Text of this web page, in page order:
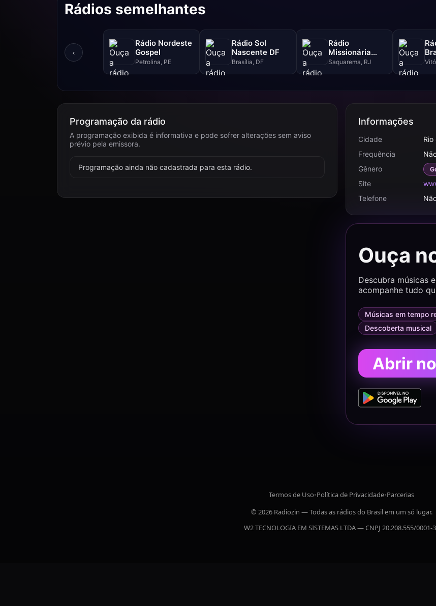
Rádios semelhantes
‹
Rádio Nordeste
Gospel
Petrolina, PE
Rádio Sol
Nascente DF
Brasília, DF
Rádio
Missionária
Central Gospel
Saquarema, RJ
Programação da rádio
A programação exibida é informativa e pode sofrer alterações sem aviso
prévio pela emissora.
Programação ainda não cadastrada para esta rádio.
Informações
Cidade
Frequência
Gênero
Site
Telefone
Ouça
Descubra músicas
acompanhe tudo
Músicas em tempo
Descoberta musical
Abrir
Termos de Uso•Política de Privacidade•Parcerias
© 2026 Radiozin — Todas as rádios do Brasil em um só lugar.
W2 TECNOLOGIA EM SISTEMAS LTDA — CNPJ 20.208.555/0001-